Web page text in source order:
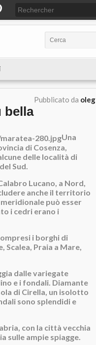
Pubblicato da oleg
bella
Una
di Cosenza,
delle località di
Sud.
Lucano, a Nord,
anche il territorio
può esser
i cedri erano i
i borghi di
Scalea, Praia a Mare,
dalle variegate
e i fondali. Diamante
di Cirella, un isolotto
sono splendidi e
con la città vecchia
sulle ampie spiagge.